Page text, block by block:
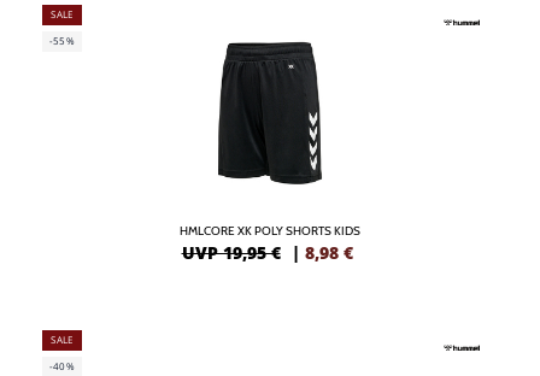
SALE
-55%
HMLCORE XK POLY SHORTS KIDS
UVP 19,95 € | 8,98 €
SALE
-40%